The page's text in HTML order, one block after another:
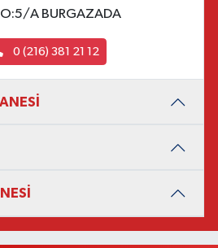
A BURGAZADA
0 (216) 381 21 12